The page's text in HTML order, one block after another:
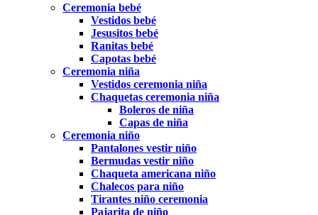
Ceremonia bebé
Vestidos bebé
Jesusitos bebé
Ranitas bebé
Capotas bebé
Ceremonia niña
Vestidos ceremonia niña
Chaquetas ceremonia niña
Boleros de niña
Capas de niña
Ceremonia niño
Pantalones vestir niño
Bermudas vestir niño
Chaqueta americana niño
Chalecos para niño
Tirantes niño ceremonia
Pajarita de niño